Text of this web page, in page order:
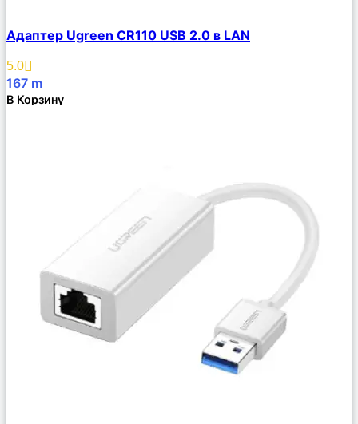
Описание
Избранное
Адаптер Ugreen CR110 USB 2.0 в LAN
5.0
167 m
В Корзину